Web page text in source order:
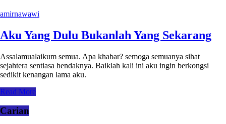
amirnawawi
Aku Yang Dulu Bukanlah Yang Sekarang
Assalamualaikum semua. Apa khabar? semoga semuanya sihat
sejahtera sentiasa hendaknya. Baiklah kali ini aku ingin berkongsi
sedikit kenangan lama aku.
Read More
Carian